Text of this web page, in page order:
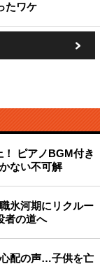
たワケ
ピアノBGM付き
ない不可解
氷河期にリクルー
者の道へ
配の声…子供を亡